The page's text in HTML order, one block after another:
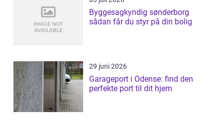
Byggesagkyndig sønderborg
sådan får du styr på din bolig
29 juni 2026
Garageport i Odense: find den
perfekte port til dit hjem